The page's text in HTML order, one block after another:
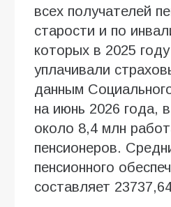
всех получателей
старости и по
которых в 2025
уплачивали
данным
на июнь 2026 года,
около 8,4 млн
пенсионеров.
пенсионного
составляет